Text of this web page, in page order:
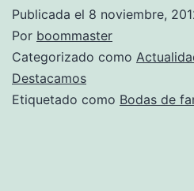
Publicada el 8 noviembre,
Por boommaster
Categorizado como
Destacamos
Etiquetado como Bodas de